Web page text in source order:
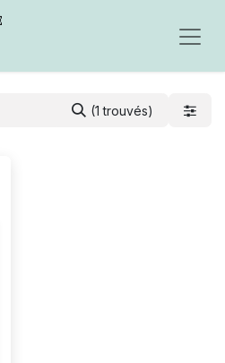
(1 trouvés)